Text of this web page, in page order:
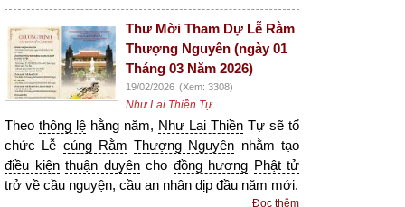
Thư Mời Tham Dự Lễ Rằm
Thượng Nguyên (ngày 01
Tháng 03 Năm 2026)
19/02/2026 (Xem: 3308)
Như Lai Thiền Tự
Theo thông lệ hằng năm, Như Lai Thiền Tự sẽ tổ
chức Lễ cúng Rằm Thượng Nguyên nhằm tạo
điều kiện thuận duyêncho đồng hương Phật tử
trở về cầu nguyện, cầu an nhân dịp đầu năm mới.
Đọc thêm